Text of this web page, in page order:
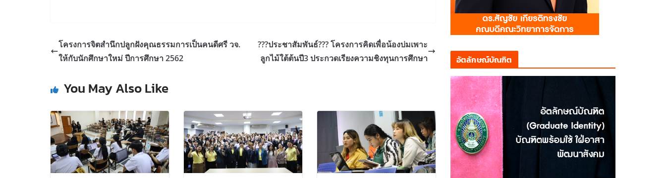
โครงการจิตสำนึกปลูกฝังคุณธรรมการเป็นคนดีศรี วจ.
ให้กับนักศึกษาใหม่ ปีการศึกษา 2562
???ประชาสัมพันธ์??? โครงการคิดเพื่อน้องบ่มเพาะ
ลูกไม้ใต้ต้นปี3 ประกวดเรียงความชิงทุนการศึกษา
You May Also Like
อัตลักษณ์บัณฑิต